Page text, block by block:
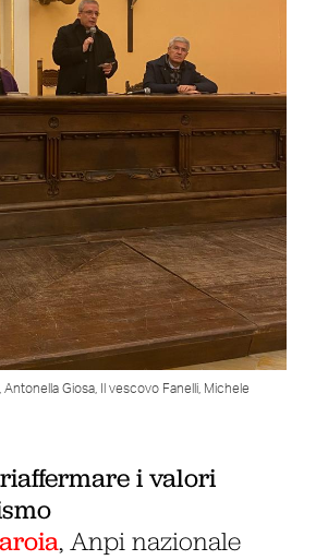
Antonella Giosa, Il vescovo Fanelli, Michele
i valori
, Anpi nazionale